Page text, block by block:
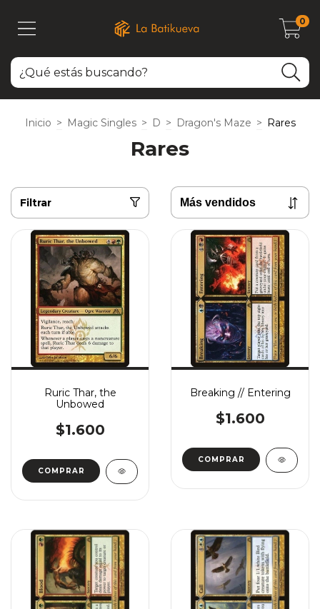
0
Inicio > Magic Singles > D > Dragon's Maze > Rares
Rares
Filtrar
Ruric Thar, the
Unbowed
$1.600
COMPRAR
Breaking // Entering
$1.600
COMPRAR